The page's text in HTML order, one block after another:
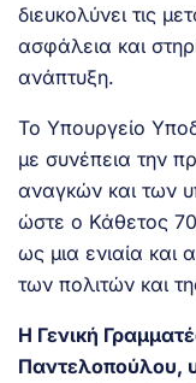
διευκολύνει τις
ασφάλεια και
ανάπτυξη.
Το Υπουργείο
με συνέπεια την
αναγκών και των
ώστε ο Κάθετος
ως μια ενιαία και
των πολιτών και
Η Γενική
Παντελοπούλου,